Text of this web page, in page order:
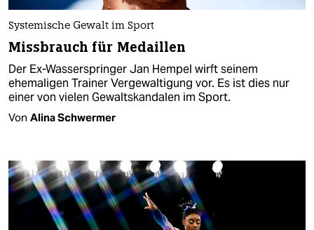
Systemische Gewalt im Sport
Missbrauch für Medaillen
Der Ex-Wasserspringer Jan Hempel wirft seinem
ehemaligen Trainer Vergewaltigung vor. Es ist dies nur
einer von vielen Gewaltskandalen im Sport.
Von Alina Schwermer